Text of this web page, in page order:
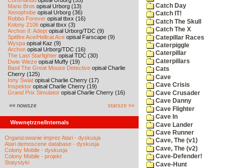
Mario Bros opisał Urborg (13)
Xenophobe opisał Urborg (36)
Robbo Forever opisał tbxx (16)
Kolony 2106 opisał tbxx (3)
Archon II: Adept opisał Urborg/TDC (9)
Spitfire Ace/Hellcat Ace opisał Farscape (9)
Wyspa opisał Kaz (9)
Archon opisał Urborg/TDC (16)
The Last Starfighter opisał TDC (30)
Dwie Wieże opisał Muffy (19)
Basil The Great Mouse Detective opisał Charlie
Cherry (125)
Inny Świat opisał Charlie Cherry (17)
Inspektor opisał Charlie Cherry (19)
Grand Prix Simulator opisał Charlie Cherry (16)
«« nowsze starsze »»
Wewnętrzne/Internals
Organizowanie imprez Atari - dyskusja
Atari demoscene database - dyskusja
Colony Mobile - dyskusja
Colony Mobile - projekt
Statystyki
Catch Day
Catch IT!
Catch The Skull
Catch The X
Catepillar Races
Caterpiggle
Caterpillar
Caterpillars
Cats
Cave
Cave Crisis
Cave Crusader
Cave Danny
Cave Flighter
Cave In
Cave Lander
Cave Runner
Cave, The (v1)
Cave, The (v2)
Cave-Defender!
Cave-Hunt